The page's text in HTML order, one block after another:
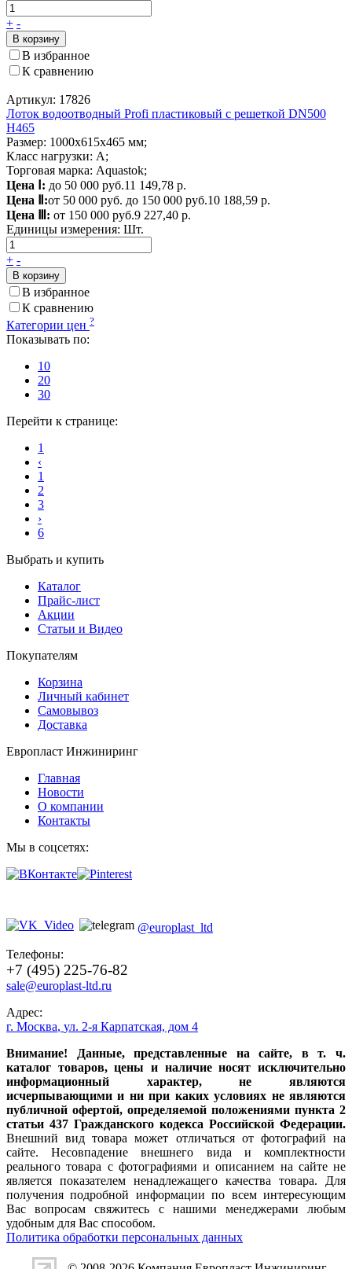
+ -
В корзину
В избранное
К сравнению
Артикул: 17826
Лоток водоотводный Profi пластиковый с решеткой DN500
H465
Размер: 1000х615х465 мм;
Класс нагрузки: А;
Торговая марка: Aquastok;
Цена Ⅰ: до 50 000 руб.11 149,78 р.
Цена Ⅱ:от 50 000 руб. до 150 000 руб.10 188,59 р.
Цена Ⅲ: от 150 000 руб.9 227,40 р.
Единицы измерения: Шт.
+ -
В корзину
В избранное
К сравнению
Категории цен ?
Показывать по:
10
20
30
Перейти к странице:
1
‹
1
2
3
›
6
Выбрать и купить
Каталог
Прайс-лист
Акции
Статьи и Видео
Покупателям
Корзина
Личный кабинет
Самовывоз
Доставка
Европласт Инжиниринг
Главная
Новости
О компании
Контакты
Мы в соцсетях:
@europlast_ltd
Телефоны:
+7 (495) 225-76-82
sale@europlast-ltd.ru
Адрес:
г. Москва, ул. 2-я Карпатская, дом 4
Внимание! Данные, представленные на сайте, в т. ч.
каталог товаров, цены и наличие носят исключительно
информационный характер, не являются
исчерпывающими и ни при каких условиях не являются
публичной офертой, определяемой положениями пункта 2
статьи 437 Гражданского кодекса Российской Федерации.
Внешний вид товара может отличаться от фотографий на
сайте. Несовпадение внешнего вида и комплектности
реального товара с фотографиями и описанием на сайте не
является показателем ненадлежащего качества товара. Для
получения подробной информации по всем интересующим
Вас вопросам свяжитесь с нашими менеджерами любым
удобным для Вас способом.
Политика обработки персональных данных